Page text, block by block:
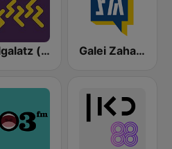
Galgalatz (גלגלצ רדיו) Galei Zahal (גלי צה"ל)